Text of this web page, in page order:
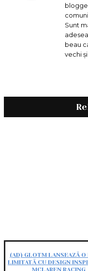
Sunt
beau
vechi
(AD) GLOTM LANSEAZĂ O
LIMITATĂ CU DESIGN
MCLAREN RACING